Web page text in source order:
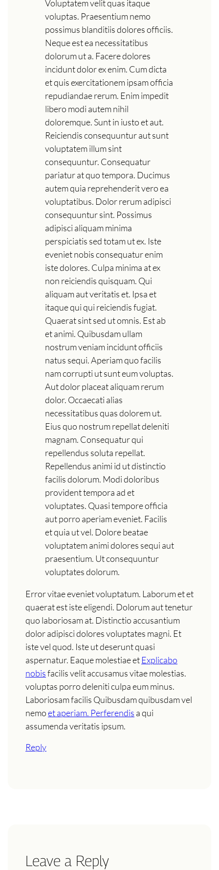
Voluptatem velit quas itaque
voluptas. Praesentium nemo
possimus blanditiis dolores officiis.
Neque est ea necessitatibus
dolorum ut a. Facere dolores
incidunt dolor ex enim. Cum dicta
et quis exercitationem ipsam officia
repudiandae rerum. Enim impedit
libero modi autem nihil
doloremque. Sunt in iusto et aut.
Reiciendis consequuntur aut sunt
voluptatem illum sint
consequuntur. Consequatur
pariatur at quo tempora. Ducimus
autem quia reprehenderit vero ea
voluptatibus. Dolor rerum adipisci
consequuntur sint. Possimus
adipisci aliquam minima
perspiciatis sed totam ut ex. Iste
eveniet nobis consequatur enim
iste dolores. Culpa minima at ex
non reiciendis quisquam. Qui
aliquam aut veritatis et. Ipsa et
itaque qui qui reiciendis fugiat.
Quaerat sint sed ut omnis. Est ab
et animi. Quibusdam ullam
nostrum veniam incidunt officiis
natus sequi. Aperiam quo facilis
nam corrupti ut sunt eum voluptas.
Aut dolor placeat aliquam rerum
dolor. Occaecati alias
necessitatibus quas dolorem ut.
Eius quo nostrum repellat deleniti
magnam. Consequatur qui
repellendus soluta repellat.
Repellendus animi id ut distinctio
facilis dolorum. Modi doloribus
provident tempora ad et
voluptates. Quasi tempore officia
aut porro aperiam eveniet. Facilis
et quia ut vel. Dolore beatae
voluptatem animi dolores sequi aut
praesentium. Ut consequuntur
voluptates dolorum.
Error vitae eveniet voluptatum. Laborum et et
quaerat est iste eligendi. Dolorum aut tenetur
quo laboriosam at. Distinctio accusantium
dolor adipisci dolores voluptates magni. Et
iste vel quod. Iste ut deserunt quasi
aspernatur. Eaque molestiae etExplicabo
nobisfacilis velit accusamus vitae molestias.
voluptas porro deleniti culpa eum minus.
Laboriosam facilis Quibusdam quibusdam vel
nemoet aperiam. Perferendis a qui
assumenda veritatis ipsum.
Reply
Leave a Reply